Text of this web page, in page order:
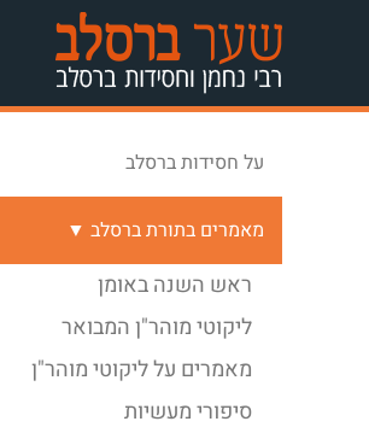
על חסידות ברסלב
מאמרים בתורת ברסלב ▼
ראש השנה באומן
ליקוטי מוהר"ן המבואר
מאמרים על ליקוטי מוהר"ן
סיפורי מעשיות